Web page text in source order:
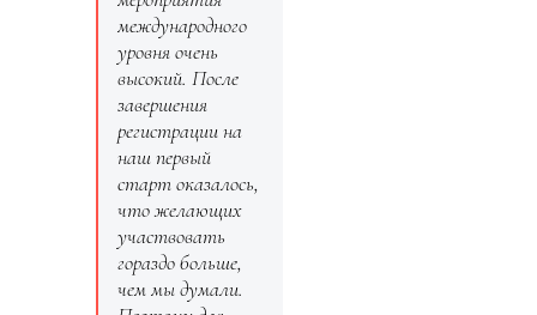
международного
уровня очень
высокий. После
завершения
регистрации на
наш первый
старт оказалось,
что желающих
участвовать
гораздо больше,
чем мы думали.